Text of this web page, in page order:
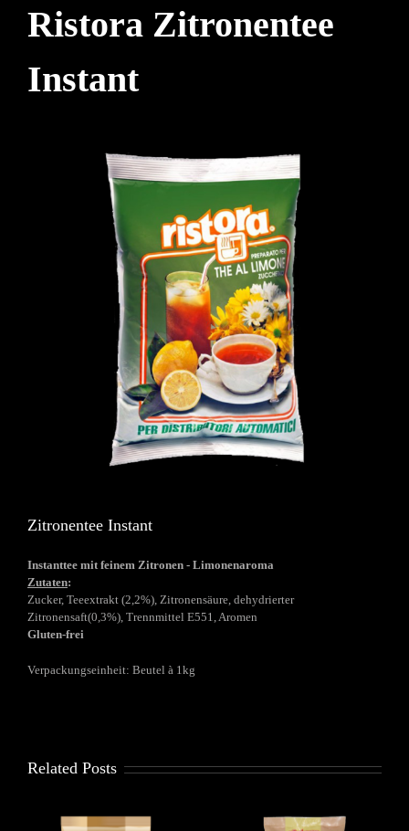
Ristora Zitronentee
Instant
Zitronentee Instant
Instanttee mit feinem Zitronen - Limonenaroma
Zutaten:
Zucker, Teeextrakt (2,2%), Zitronensäure, dehydrierter
Zitronensaft(0,3%), Trennmittel E551, Aromen
Gluten-frei
Verpackungseinheit: Beutel à 1kg
Related Posts